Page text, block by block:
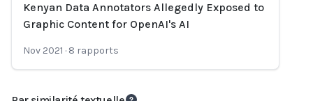
Loading...
Kenyan Data Annotators Allegedly Exposed to
Graphic Content for OpenAI's AI
Nov 2021 · 8 rapports